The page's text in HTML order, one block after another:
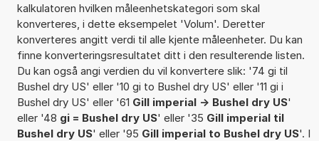
kalkulatoren hvilken måleenhetskategori som skal
konverteres, i dette eksempelet 'Volum'. Deretter
konverteres angitt verdi til alle kjente måleenheter. Du kan
finne konverteringsresultatet ditt i den resulterende listen.
Du kan også angi verdien du vil konvertere slik: '74 gi til
Bushel dry US' eller '10 gi to Bushel dry US' eller '11 gi i
Bushel dry US' eller '61 Gill imperial -> Bushel dry US'
eller '48 gi = Bushel dry US' eller '35 Gill imperial til
Bushel dry US' eller '95 Gill imperial to Bushel dry US'. I